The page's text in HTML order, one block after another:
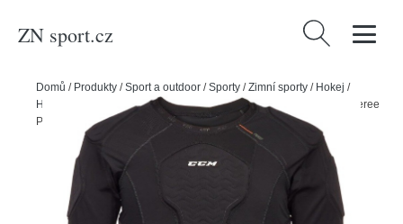
ZN sport.cz Vyhledávání
Domů / Produkty /Sport a outdoor /Sporty /Zimní sporty / Hokej /
Hokejový hráč
Chrániče na hokej/CCM Triko CCM rozhodčí Referee
Padded SR, Senior, XL